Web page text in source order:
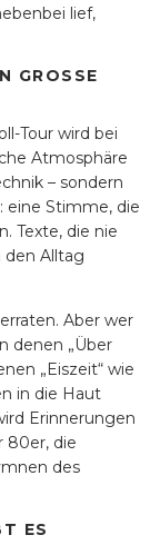
lief,
GE
Tour wird bei
Atmosphäre
– sondern
eine Stimme, die
Texte, die nie
den Alltag
Aber wer
denen „Über
„Eiszeit“ wie
in die Haut
Erinnerungen
80er, die
des
ES